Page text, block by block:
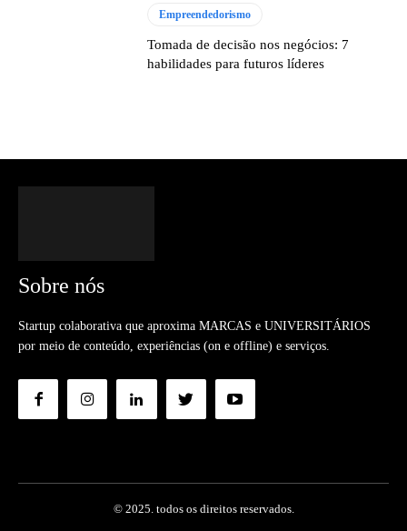
Empreendedorismo
Tomada de decisão nos negócios: 7
habilidades para futuros líderes
Sobre nós
Startup colaborativa que aproxima MARCAS e UNIVERSITÁRIOS
por meio de conteúdo, experiências (on e offline) e serviços.
© 2025. todos os direitos reservados.